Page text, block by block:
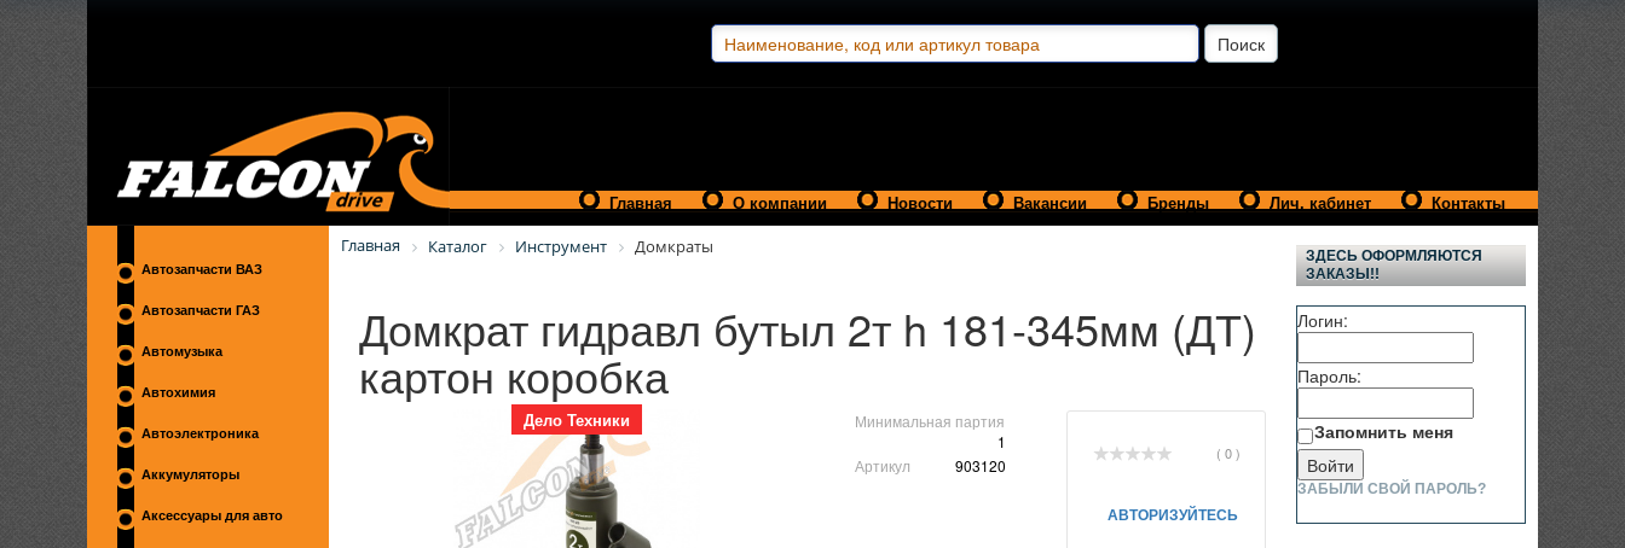
Главная О компании Новости Вакансии Бренды Лич. кабинет Контакты
Автозапчасти ВАЗ
Автозапчасти ГАЗ
Автомузыка
Автохимия
Автоэлектроника
Аккумуляторы
Аксессуары для авто
Главная Каталог Инструмент Домкраты
Домкрат гидравл бутыл 2т h 181-345мм (ДТ)
картон коробка
Дело Техники
Минимальная партия
1
Артикул
903120
( 0 )
АВТОРИЗУЙТЕСЬ
ЗДЕСЬ ОФОРМЛЯЮТСЯ
ЗАКАЗЫ!!
Логин:
Пароль:
Запомнить меня
ЗАБЫЛИ СВОЙ ПАРОЛЬ?